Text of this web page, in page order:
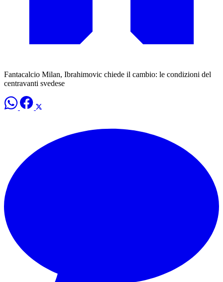
Fantacalcio Milan, Ibrahimovic chiede il cambio: le condizioni del
centravanti svedese